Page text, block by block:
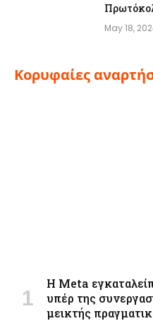
May 18,
Κορυφαίες
Η Meta
υπέρ της
μεικτής